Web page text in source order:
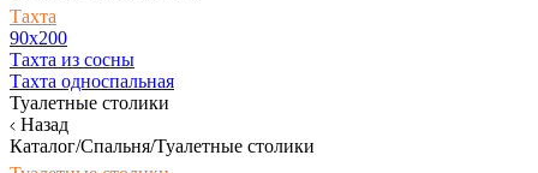
Тахта
90х200
Тахта из сосны
Тахта односпальная
Туалетные столики
Назад
Каталог/Спальня/Туалетные столики